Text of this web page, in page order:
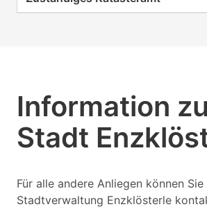
Information
Stadt
Für alle andere Anliegen können
Stadtverwaltung Enzklösterle